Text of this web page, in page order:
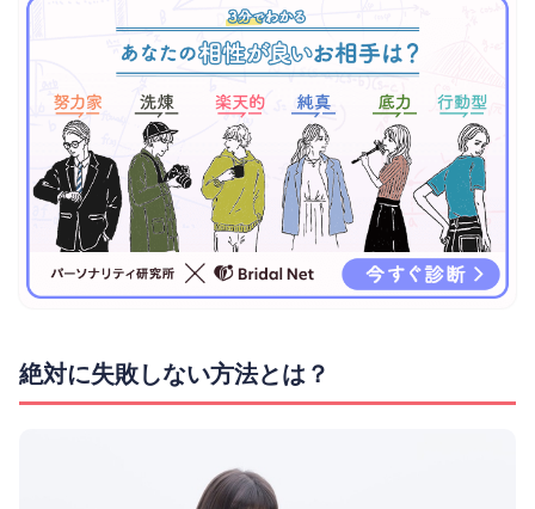
絶対に失敗しない方法とは？